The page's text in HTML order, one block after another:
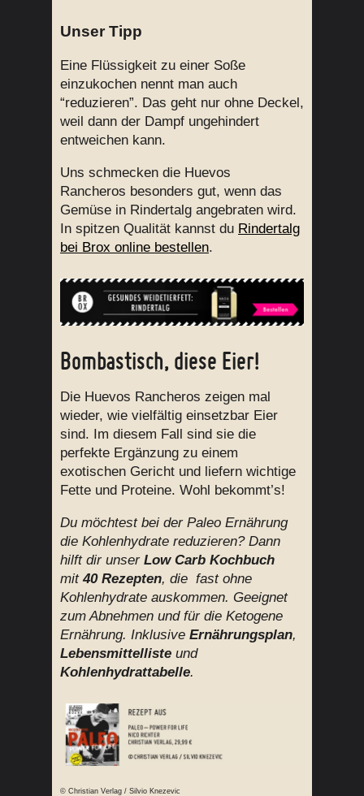
Unser Tipp
Eine Flüssigkeit zu einer Soße
einzukochen nennt man auch
“reduzieren”. Das geht nur ohne Deckel,
weil dann der Dampf ungehindert
entweichen kann.
Uns schmecken die Huevos
Rancheros besonders gut, wenn das
Gemüse in Rindertalg angebraten wird.
In spitzen Qualität kannst du Rindertalg
bei Brox online bestellen.
Bombastisch, diese Eier!
Die Huevos Rancheros zeigen mal
wieder, wie vielfältig einsetzbar Eier
sind. Im diesem Fall sind sie die
perfekte Ergänzung zu einem
exotischen Gericht und liefern wichtige
Fette und Proteine. Wohl bekommt’s!
Du möchtest bei der Paleo Ernährung
die Kohlenhydrate reduzieren? Dann
hilft dir unser Low Carb Kochbuch
mit40 Rezepten, die fast ohne
Kohlenhydrate auskommen. Geeignet
zum Abnehmen und für die Ketogene
Ernährung. Inklusive Ernährungsplan,
Lebensmittelliste und
Kohlenhydrattabelle.
© Christian Verlag / Silvio Knezevic